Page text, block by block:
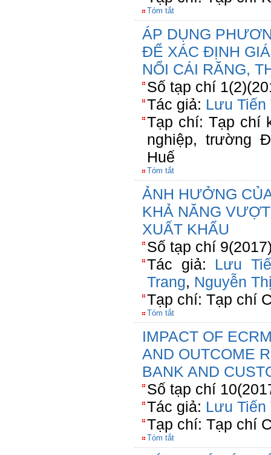
Tóm tắt
ÁP DỤNG
ĐỂ XÁC ĐỊNH
NỔI CÁI RĂNG,
Số tạp chí
Tác giả: Lưu Tiến
Tạp chí: Tạp chí
nghiệp, trường
Huế
Tóm tắt
ẢNH HƯỞNG
KHẢ NĂNG
XUẤT KHẨU
Số tạp chí
Tác giả: Lưu
Trang, Nguyễn
Tạp chí: Tạp chí
Tóm tắt
IMPACT OF
AND OUTCOME
BANK AND
Số tạp chí
Tác giả: Lưu Tiến
Tạp chí: Tạp chí
Tóm tắt